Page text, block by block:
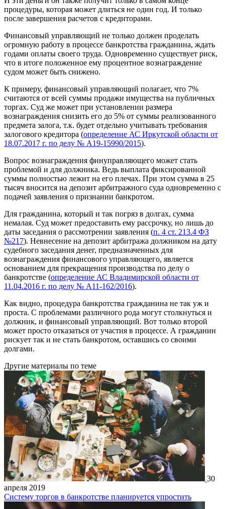
процедуры, которая может длиться не один год. И только
после завершения расчетов с кредиторами.
Финансовый управляющий не только должен проделать
огромную работу в процессе банкротства гражданина, ждать
годами оплаты своего труда. Одновременно существует риск,
что в итоге положенное ему процентное вознаграждение
судом может быть снижено.
К примеру, финансовый управляющий полагает, что 7%
считаются от всей суммы продажи имущества на публичных
торгах. Суд же может при установлении размера
вознаграждения снизить его до 5% от суммы реализованного
предмета залога, т.к. будет отдельно учитывать требования
залогового кредитора (определение АС Иркутской области от
18.07.2017 г. по делу № А19-15990/2015).
Вопрос вознаграждения финуправляющего может стать
проблемой и для должника. Ведь выплата фиксированной
суммы полностью лежит на его плечах. При этом сумма в 25
тысяч вносится на депозит арбитражного суда одновременно с
подачей заявления о признании банкротом.
Для гражданина, который и так погряз в долгах, сумма
немалая. Суд может предоставить ему рассрочку, но лишь до
даты заседания о рассмотрении заявления (п. 4 ст. 213.4 ФЗ
№217). Невнесение на депозит арбитража должником на дату
судебного заседания денег, предназначенных для
вознаграждения финансового управляющего, является
основанием для прекращения производства по делу о
банкротстве (определение АС Владимирской области от
11.04.2016 г. по делу № А11-162/2016).
Как видно, процедура банкротства гражданина не так уж и
проста. С проблемами различного рода могут столкнуться и
должник, и финансовый управляющий. Вот только второй
может просто отказаться от участия в процессе. А гражданин
рискует так и не стать банкротом, оставшись со своими
долгами.
Другие материалы по теме
30
апреля 2019
Систему торгов в банкротстве планируется упростить